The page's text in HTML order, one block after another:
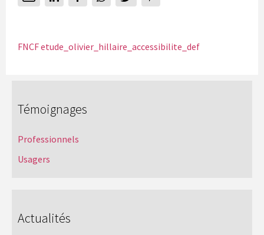
FNCF etude_olivier_hillaire_accessibilite_def
Témoignages
Professionnels
Usagers
Actualités